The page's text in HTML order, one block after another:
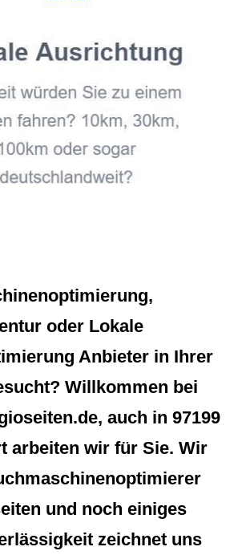
oder Lokale
Anbieter in Ihrer
Willkommen bei
auch in 97199
arbeiten wir für Sie. Wir
und noch einiges
zeichnet uns